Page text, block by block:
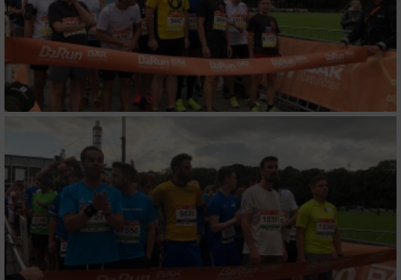
Verwendung von Profilen zur Auswahl
personalisierter Werbung
Erstellung von Profilen zur Personalisierung
Verwendung von Profilen zur Auswahl
personalisierter Inhalte
Messung der Werbeleistung
Messung der Performance von Inhalten